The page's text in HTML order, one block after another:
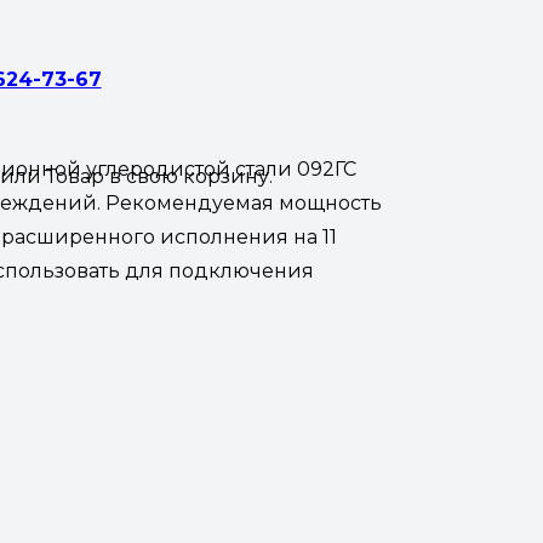
73-67
Товарв свою корзину.
углеродистой стали 092ГС
Рекомендуемая мощность
исполнения на 11
для подключения